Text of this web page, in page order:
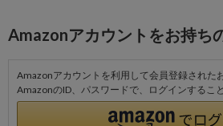
Amazonアカウントをお持ち
Amazonアカウントを利用して会員登録された
AmazonのID、パスワードで、ログインするこ